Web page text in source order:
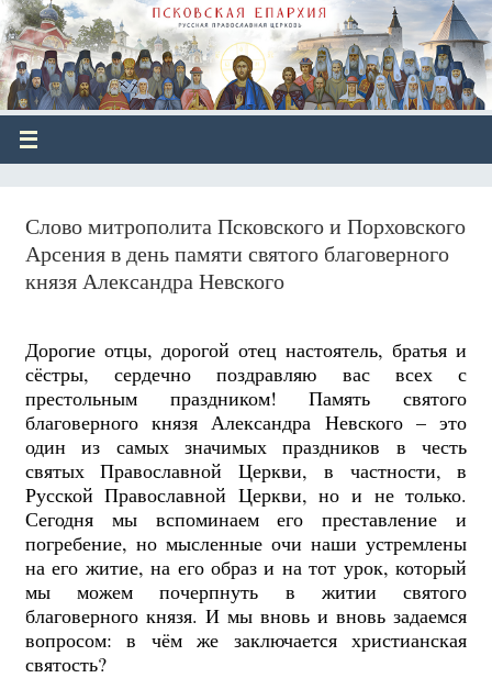
Слово митрополита Псковского и Порховского
Арсения в день памяти святого благоверного
князя Александра Невского
Дорогие отцы, дорогой отец настоятель, братья и
сёстры, сердечно поздравляю вас всех с
престольным праздником! Память святого
благоверного князя Александра Невского – это
один из самых значимых праздников в честь
святых Православной Церкви, в частности, в
Русской Православной Церкви, но и не только.
Сегодня мы вспоминаем его преставление и
погребение, но мысленные очи наши устремлены
на его житие, на его образ и на тот урок, который
мы можем почерпнуть в житии святого
благоверного князя. И мы вновь и вновь задаемся
вопросом: в чём же заключается христианская
святость?